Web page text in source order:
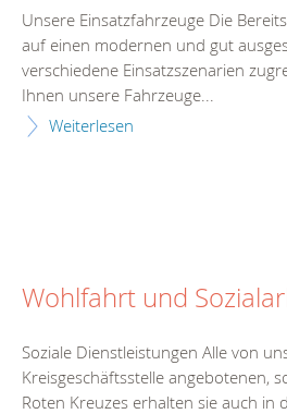
Unsere Einsatzfahrzeuge Die
auf einen modernen und gut
verschiedene Einsatzszenarien
Ihnen unsere Fahrzeuge...
Weiterlesen
Wohlfahrt und
Soziale Dienstleistungen Alle von
Kreisgeschäftsstelle angebotenen,
Roten Kreuzes erhalten sie auch in